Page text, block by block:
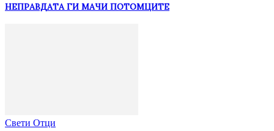
НЕПРАВДАТА ГИ МАЧИ ПОТОМЦИТЕ
Свети Отци